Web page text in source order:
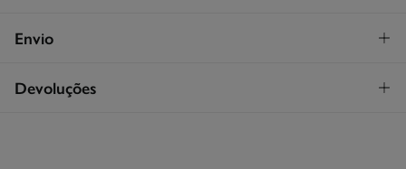
Composição
Cuidados
Envio
STANDARD
Devoluções